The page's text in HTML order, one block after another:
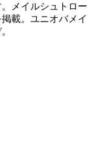
メイルシュトロー
載。ユニオバメイ